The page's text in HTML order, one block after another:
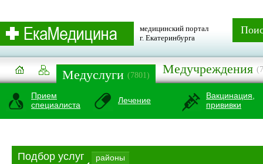
медицинский портал
г. Екатеринбурга
Медуслуги (7801) Медучреждения
Прием
специалиста
Лечение
Вакцинация,
прививки
Подбор услуг районы